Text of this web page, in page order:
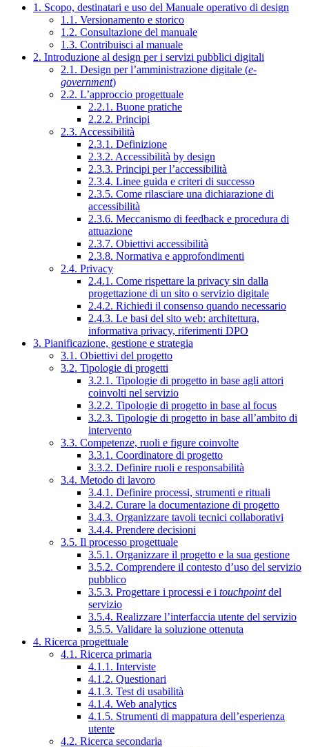
1. Scopo, destinatari e uso del Manuale operativo di design
1.1. Versionamento e storico
1.2. Consultazione del manuale
1.3. Contribuisci al manuale
2. Introduzione al design per i servizi pubblici digitali
2.1. Design per l’amministrazione digitale (e-
government)
2.2. L’approccio progettuale
2.2.1. Buone pratiche
2.2.2. Principi
2.3. Accessibilità
2.3.1. Definizione
2.3.2. Accessibilità by design
2.3.3. Principi per l’accessibilità
2.3.4. Linee guida e criteri di successo
2.3.5. Come rilasciare una dichiarazione di
accessibilità
2.3.6. Meccanismo di feedback e procedura di
attuazione
2.3.7. Obiettivi accessibilità
2.3.8. Normativa e approfondimenti
2.4. Privacy
2.4.1. Come rispettare la privacy sin dalla
progettazione di un sito o servizio digitale
2.4.2. Richiedi il consenso quando necessario
2.4.3. Le basi del sito web: architettura,
informativa privacy, riferimenti DPO
3. Pianificazione, gestione e strategia
3.1. Obiettivi del progetto
3.2. Tipologie di progetti
3.2.1. Tipologie di progetto in base agli attori
coinvolti nel servizio
3.2.2. Tipologie di progetto in base al focus
3.2.3. Tipologie di progetto in base all’ambito di
intervento
3.3. Competenze, ruoli e figure coinvolte
3.3.1. Coordinatore di progetto
3.3.2. Definire ruoli e responsabilità
3.4. Metodo di lavoro
3.4.1. Definire processi, strumenti e rituali
3.4.2. Curare la documentazione di progetto
3.4.3. Organizzare tavoli tecnici collaborativi
3.4.4. Prendere decisioni
3.5. Il processo progettuale
3.5.1. Organizzare il progetto e la sua gestione
3.5.2. Comprendere il contesto d’uso del servizio
pubblico
3.5.3. Progettare i processi e i touchpointdel
servizio
3.5.4. Realizzare l’interfaccia utente del servizio
3.5.5. Validare la soluzione ottenuta
4. Ricerca progettuale
4.1. Ricerca primaria
4.1.1. Interviste
4.1.2. Questionari
4.1.3. Test di usabilità
4.1.4. Web analytics
4.1.5. Strumenti di mappatura dell’esperienza
utente
4.2. Ricerca secondaria